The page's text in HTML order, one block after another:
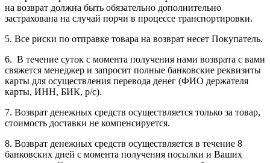
на возврат должна быть обязательно дополнительно
застрахована на случай порчи в процессе транспортировки.
5. Все риски по отправке товара на возврат несет Покупатель.
6. В течение суток с момента получения нами возврата с вами
свяжется менеджер и запросит полные банковские реквизиты
карты для осуществления перевода денег (ФИО держателя
карты, ИНН, БИК, р/с).
7. Возврат денежных средств осуществляется только за товар,
стоимость доставки не компенсируется.
8. Возврат денежных средств осуществляется в течение 8
банковских дней с момента получения посылки и Ваших